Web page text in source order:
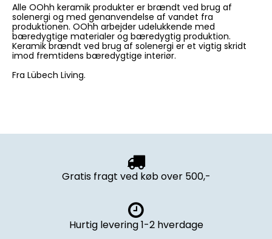
Alle OOhh keramik produkter er brændt ved brug af
solenergi og med genanvendelse af vandet fra
produktionen. OOhh arbejder udelukkende med
bæredygtige materialer og bæredygtig produktion.
Keramik brændt ved brug af solenergi er et vigtig skridt
imod fremtidens bæredygtige interiør.
Fra Lübech Living.
Gratis fragt ved køb over 500,-
Hurtig levering 1-2 hverdage